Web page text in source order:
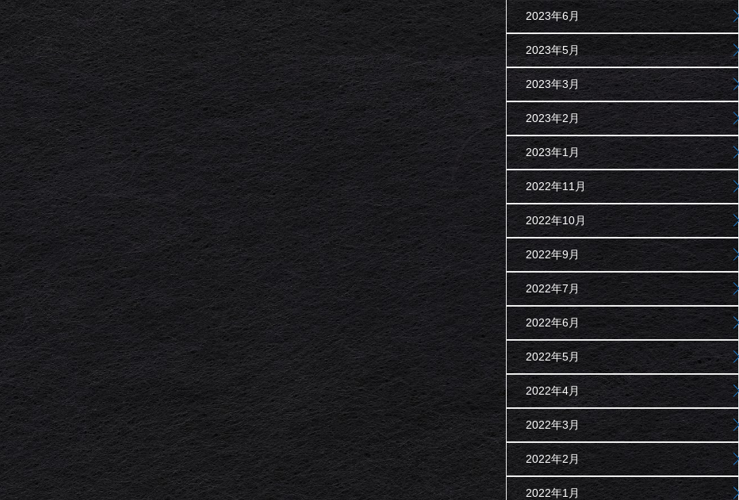
2023年6月
2023年5月
2023年3月
2023年2月
2023年1月
2022年11月
2022年10月
2022年9月
2022年7月
2022年6月
2022年5月
2022年4月
2022年3月
2022年2月
2022年1月